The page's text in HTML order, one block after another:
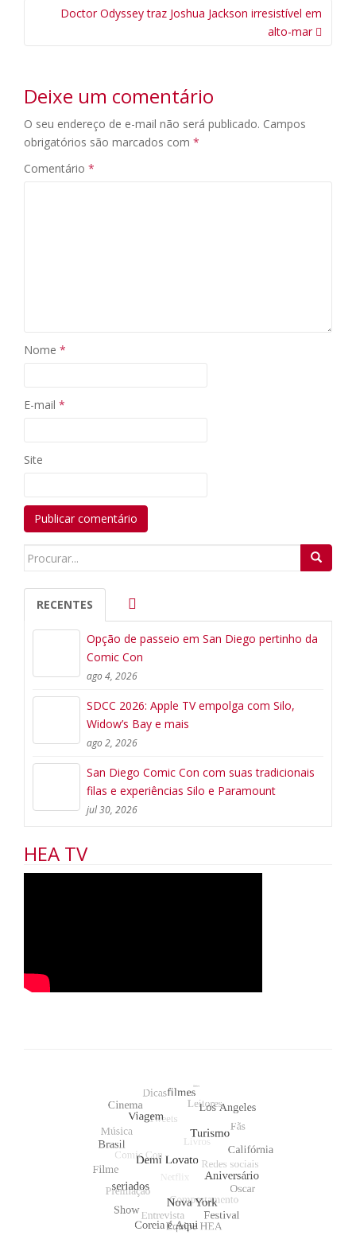
Postagem
Doctor Odyssey traz Joshua Jackson irresistível em
alto-mar
Deixe um comentário
O seu endereço de e-mail não será publicado. Campos
obrigatórios são marcados com *
Comentário *
Nome *
E-mail *
Site
Search
RECENTES
Opção de passeio em San Diego pertinho da
Comic Con
ago 4, 2026
SDCC 2026: Apple TV empolga com Silo,
Widow’s Bay e mais
ago 2, 2026
San Diego Comic Con com suas tradicionais
filas e experiências Silo e Paramount
jul 30, 2026
HEA TV